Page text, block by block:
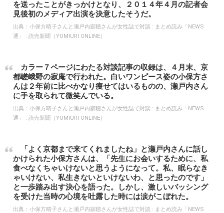
を送ったことがきっかけとなり、２０１４年４月の記者会
見後初のメディア出演を決意したそうだ。
出典： 小保方晴子さんと瀬戸内寂聴さんが女性誌で対談 : まとめ読み「NEWS
通」 : 読売新聞（YOMIURI ONLINE）
カラー７ページにわたる対談記事の収録は、４月末、京
都嵯峨野の寂庵で行われた。白いワンピース姿の小保方さ
んは２年前に比べかなり痩せてはいるものの、瀬戸内さん
に手を取られて微笑んでいる。
出典： 小保方晴子さんと瀬戸内寂聴さんが女性誌で対談 : まとめ読み「NEWS
通」 : 読売新聞（YOMIURI ONLINE）
「よく京都まで来てくれましたね」と瀬戸内さんに話し
かけられた小保方さんは、「先生にお会いするために、私
食べなくちゃいけないと思うようになって。私、眠らなき
ゃいけない、私生きないといけないわ、と思ったのです」
と一歩踏み出す決心を語った。しかし、激しいバッシング
を受けた当時の心境を吐露した時には涙がこぼれた。
出典： 小保方晴子さんと瀬戸内寂聴さんが女性誌で対談 : まとめ読み「NEWS